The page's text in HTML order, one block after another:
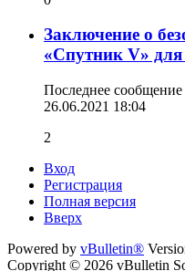
Заключение о
«Спутник V»
Последнее сообщение
26.06.2021 18:04
2
Вход
Регистрация
Полная версия
Вверх
Powered by vBulletin®
Copyright © 2026 vBulletin